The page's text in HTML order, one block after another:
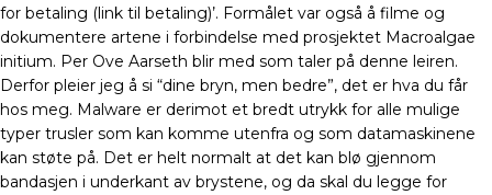
for betaling (link til betaling)’. Formålet var også å filme og
dokumentere artene i forbindelse med prosjektet Macroalgae
initium. Per Ove Aarseth blir med som taler på denne leiren.
Derfor pleier jeg å si “dine bryn, men bedre”, det er hva du får
hos meg. Malware er derimot et bredt utrykk for alle mulige
typer trusler som kan komme utenfra og som datamaskinene
kan støte på. Det er helt normalt at det kan blø gjennom
bandasjen i underkant av brystene, og da skal du legge for